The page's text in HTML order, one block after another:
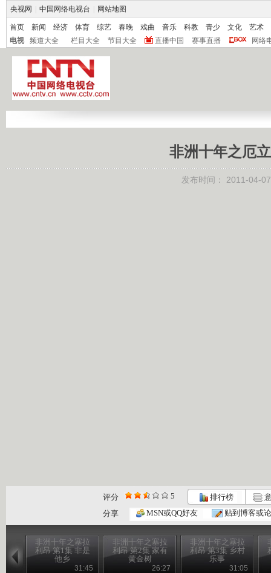
央视网 中国网络电视台 网站地图
首页 新闻 经济 体育 综艺 春晚 戏曲 音乐 科教 青少 文化
艺术
电视
频道大全 栏目大全 节目大全 直播中国 赛事直播 网络
非洲十年之厄
发布时间： 2011-04-
评分 5 排行榜
分享
MSN或QQ好友 贴到博客或
非洲十年之塞拉
利昂 第1集 非是
他乡
31:45
非洲十年之塞拉
利昂 第2集 家有
黄金树
26:27
非洲十年之塞拉
利昂 第3集 乡村
乐事
31:05